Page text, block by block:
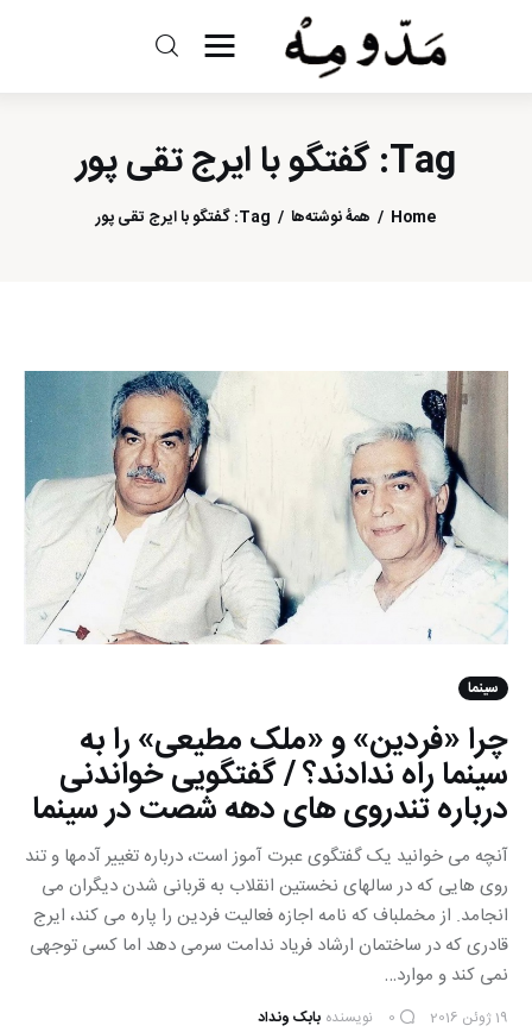
Tag: گفتگو با ایرج تقی پور
Home همهٔ نوشته‌ها Tag: گفتگو با ایرج تقی پور
مد و مه
ادبیات
سینما
درباره ما
سینما
چرا «فردین» و «ملک مطیعی» را به
سینما راه ندادند؟ / گفتگویی خواندنی
درباره تندروی های دهه شصت در سینما
آنچه می خوانید یک گفتگوی عبرت آموز است، درباره تغییر آدمها و تند
روی هایی که در سالهای نخستین انقلاب به قربانی شدن دیگران می
انجامد. از مخملباف که نامه اجازه فعالیت فردین را پاره می کند، ایرج
قادری که در ساختمان ارشاد فریاد ندامت سرمی دهد اما کسی توجهی
نمی کند و موارد…
19 ژوئن 2016 0 نویسنده بابک ونداد